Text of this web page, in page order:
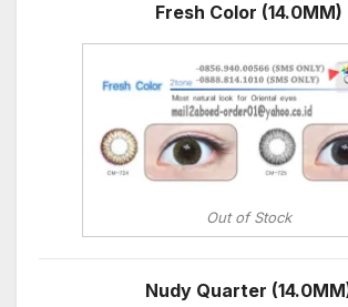
Fresh Color (14.0MM)
Out of Stock
Nudy Quarter